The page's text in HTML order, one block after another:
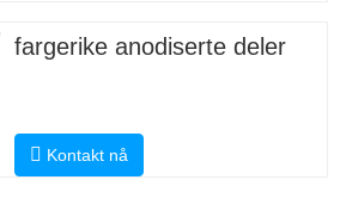
fargerike anodiserte deler
Kontakt nå